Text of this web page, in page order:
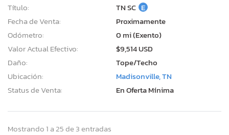
Título:
TN SC E
Fecha de Venta:
Proximamente
Odómetro:
0 mi (Exento)
Valor Actual Efectivo:
$9,514 USD
Daño:
Tope/Techo
Ubicación:
Madisonville, TN
Status de Venta:
En Oferta Mínima
Mostrando 1 a 25 de 3 entradas